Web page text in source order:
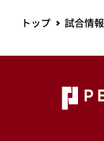
トップ 試合情報